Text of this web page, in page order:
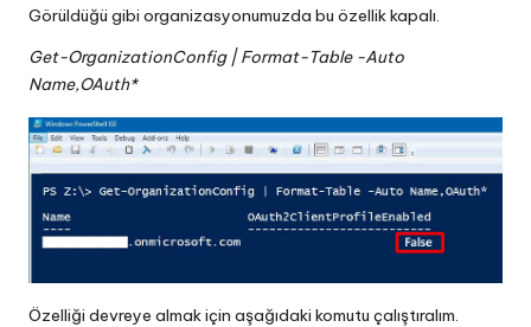
Görüldüğü gibi organizasyonumuzda bu özellik kapalı.
Get-OrganizationConfig | Format-Table -Auto
Name,OAuth*
Özelliği devreye almak için aşağıdaki komutu çalıştıralım.